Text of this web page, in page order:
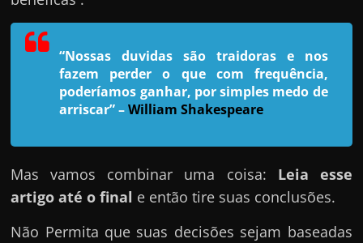
a
d
i
n
“Nossas duvidas são traidoras e nos
fazem perder o que com frequência,
poderíamos ganhar, por simples medo de
arriscar”–William Shakespeare
Mas vamos combinar uma coisa: Leia esse
artigo até o final e então tire suas conclusões.
Não Permita que suas decisões sejam baseadas